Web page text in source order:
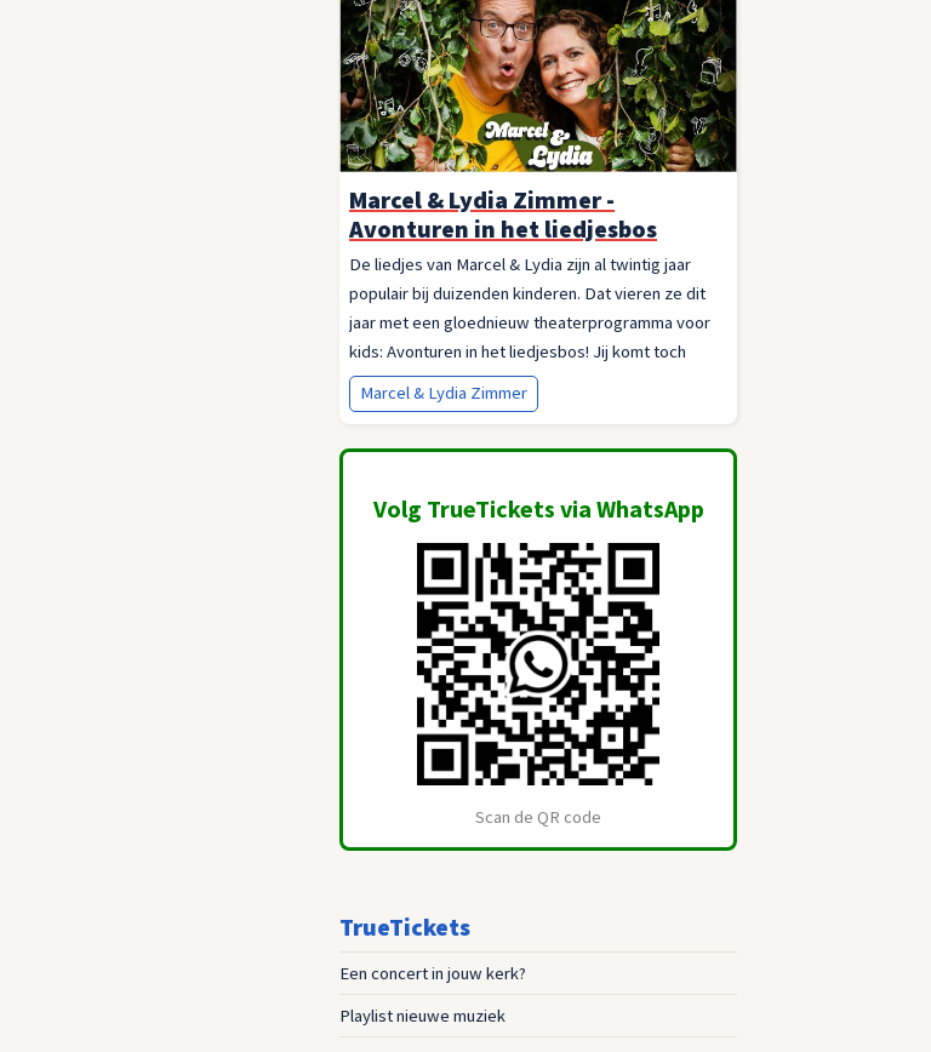
Marcel & Lydia Zimmer -
Avonturen in het liedjesbos
De liedjes van Marcel & Lydia zijn al twintig jaar
populair bij duizenden kinderen. Dat vieren ze dit
jaar met een gloednieuw theaterprogramma voor
kids: Avonturen in het liedjesbos! Jij komt toch
ook!?
Marcel & Lydia Zimmer
Volg TrueTickets via WhatsApp
Scan de QR code
TrueTickets
Een concert in jouw kerk?
Playlist nieuwe muziek